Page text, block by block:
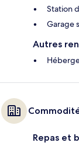
Station
Garage
Autres
Repas et